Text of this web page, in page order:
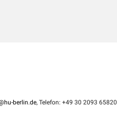
berlin.de, Telefon: +49 30 2093 65820